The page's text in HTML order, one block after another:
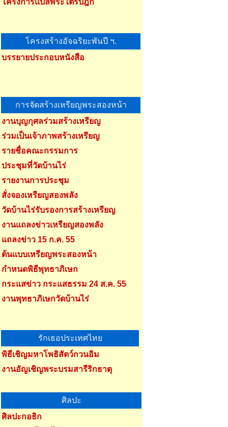
โครงการแปลพระไตรปิฎก
โครงสร้างอัจฉริยะพันปี ฯ.
บรรยายประกอบหนังสือ
การจัดสร้างเหรียญพระสองหน้า
งานบุญกุศลร่วมสร้างเหรียญ
ร่วมเป็นเจ้าภาพสร้างเหรียญ
รายชื่อคณะกรรมการ
ประชุมที่วัดบ้านไร่
รายงานการประชุม
สั่งจองเหรียญสองพลัง
วัดบ้านไร่รับรองการสร้างเหรียญ
งานแถลงข่าวเหรียญสองพลัง
แถลงข่าว 15 ก.ค. 55
ต้นแบบเหรียญพระสองหน้า
กำหนดพิธีพุทธาภิเษก
กระแสข่าว กระแสธรรม 24 ส.ค. 55
งานพุทธาภิเษกวัดบ้านไร่
รักเธอประเทศไทย
พิธีเชิญมหาโพธิสัตว์กวนอิม
งานอัญเชิญพระบรมสารีริกธาตุ
ศิลปะ
ศิลปะกอธิก